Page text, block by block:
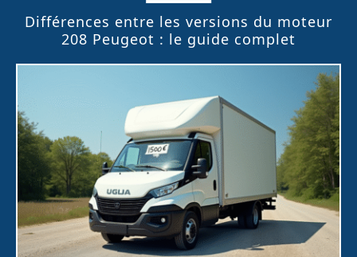
Différences entre les versions du moteur
208 Peugeot : le guide complet